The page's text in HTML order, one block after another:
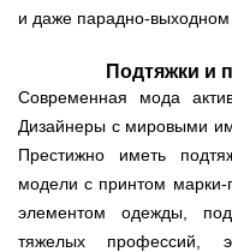
и даже парадно-выходном
Подтяжки и
Современная мода
Дизайнеры с мировыми
Престижно иметь
модели с принтом марки-
элементом одежды,
тяжелых профессий,